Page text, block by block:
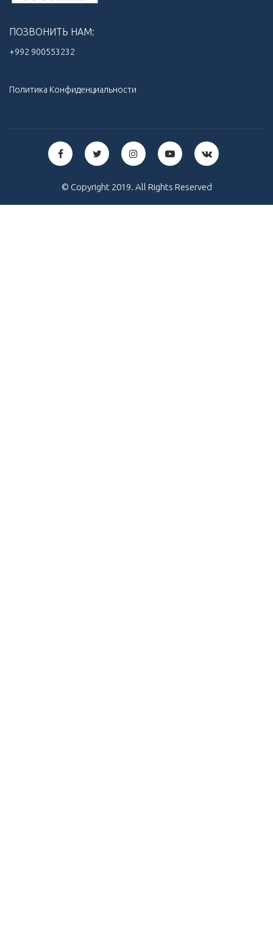
ПОЗВОНИТЬ НАМ:
+992 900553232‬
Политика Конфиденциальности
© Copyright 2019. All Rights Reserved